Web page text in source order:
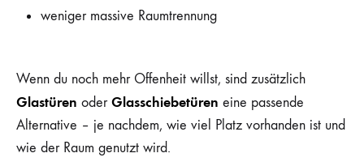
weniger massive Raumtrennung
Wenn du noch mehr Offenheit willst, sind zusätzlich
Glastüren oderGlasschiebetüren eine passende
Alternative – je nachdem, wie viel Platz vorhanden ist und
wie der Raum genutzt wird.